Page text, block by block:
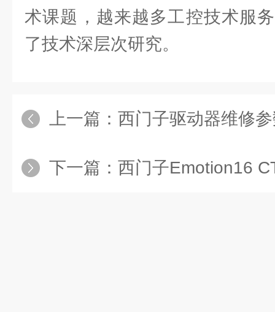
术课题，越来越多工控技术服
了技术深层次研究。
上一篇： 西门子驱动器维修
下一篇： 西门子Emotion16